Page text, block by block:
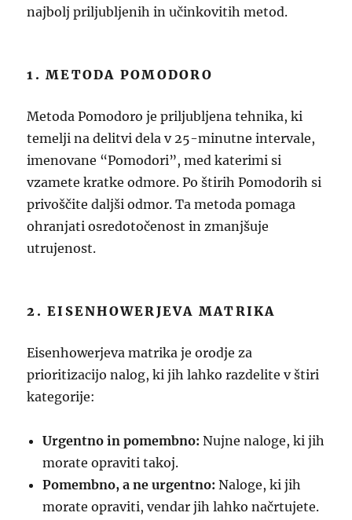
najbolj priljubljenih in učinkovitih metod.
1. METODA POMODORO
Metoda Pomodoro je priljubljena tehnika, ki
temelji na delitvi dela v 25-minutne intervale,
imenovane “Pomodori”, med katerimi si
vzamete kratke odmore. Po štirih Pomodorih si
privoščite daljši odmor. Ta metoda pomaga
ohranjati osredotočenost in zmanjšuje
utrujenost.
2. EISENHOWERJEVA MATRIKA
Eisenhowerjeva matrika je orodje za
prioritizacijo nalog, ki jih lahko razdelite v štiri
kategorije:
Urgentno in pomembno: Nujne naloge, ki jih
morate opraviti takoj.
Pomembno, a ne urgentno: Naloge, ki jih
morate opraviti, vendar jih lahko načrtujete.